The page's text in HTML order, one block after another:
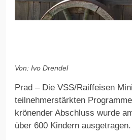
Von: Ivo Drendel
Prad – Die VSS/Raiffeisen
teilnehmerstärkten
krönender Abschluss wurde
über 600 Kindern ausgetragen.